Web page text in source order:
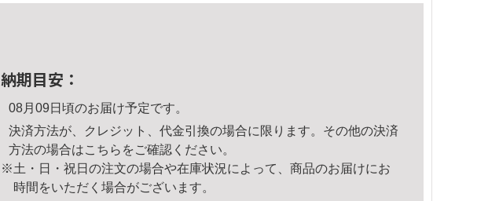
納期目安：
08月09日頃のお届け予定です。
決済方法が、クレジット、代金引換の場合に限ります。その他の決済
方法の場合はこちら をご確認ください。
※土・日・祝日の注文の場合や在庫状況によって、商品のお届けにお
時間をいただく場合がございます。